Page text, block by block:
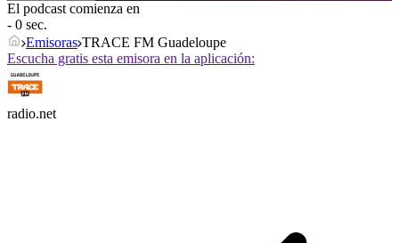
El podcast comienza en
- 0 sec.
Emisoras TRACE FM Guadeloupe
Escucha gratis esta emisora en la aplicación:
radio.net